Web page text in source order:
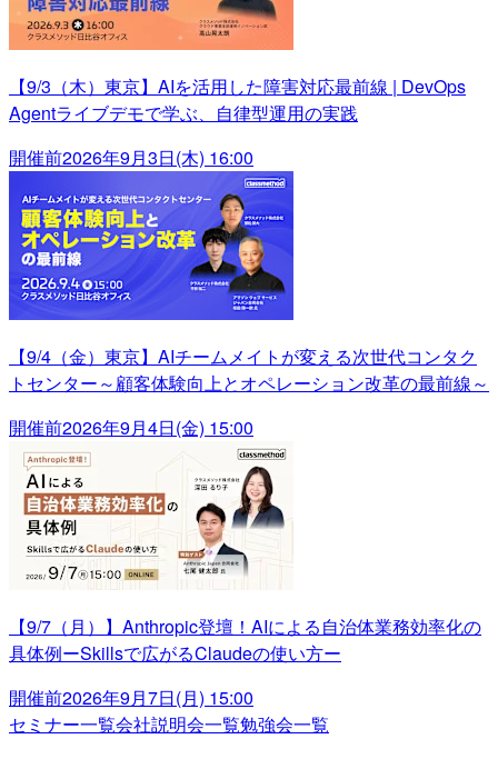
【9/3（木）東京】AIを活用した障害対応最前線 | DevOps
Agentライブデモで学ぶ、自律型運用の実践
開催前2026年9月3日(木) 16:00
【9/4（金）東京】AIチームメイトが変える次世代コンタク
トセンター～顧客体験向上とオペレーション改革の最前線～
開催前2026年9月4日(金) 15:00
【9/7（月）】Anthropic登壇！AIによる自治体業務効率化の
具体例ーSkillsで広がるClaudeの使い方ー
開催前2026年9月7日(月) 15:00
セミナー一覧会社説明会一覧勉強会一覧